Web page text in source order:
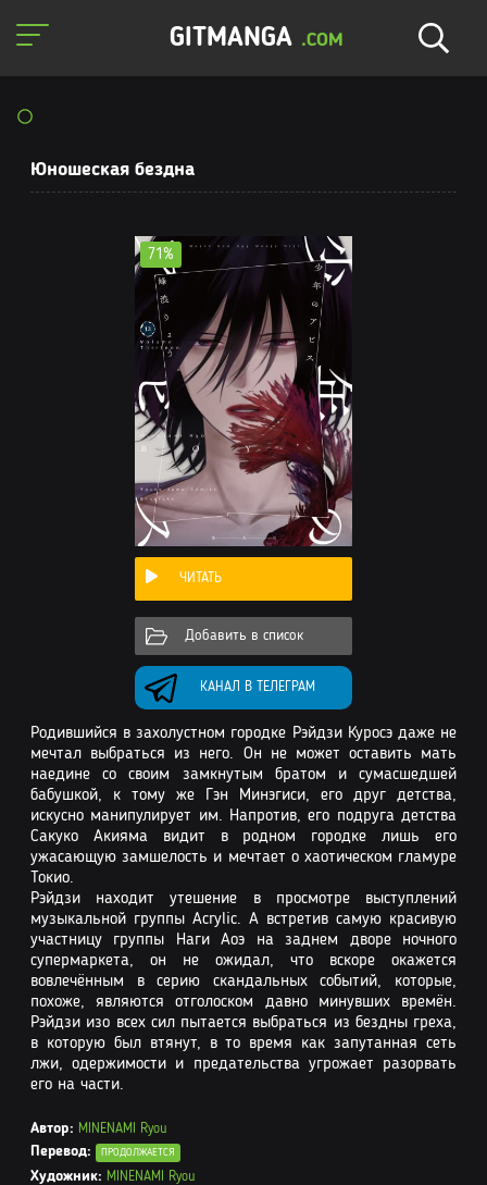
GITMANGA .COM
Юношеская бездна
71%
ЧИТАТЬ
Добавить в список
КАНАЛ В ТЕЛЕГРАМ
Родившийся в захолустном городке Рэйдзи Куросэ даже не
мечтал выбраться из него. Он не может оставить мать
наедине со своим замкнутым братом и сумасшедшей
бабушкой, к тому же Гэн Минэгиси, его друг детства,
искусно манипулирует им. Напротив, его подруга детства
Сакуко Акияма видит в родном городке лишь его
ужасающую замшелость и мечтает о хаотическом гламуре
Токио.
Рэйдзи находит утешение в просмотре выступлений
музыкальной группы Acrylic. А встретив самую красивую
участницу группы Наги Аоэ на заднем дворе ночного
супермаркета, он не ожидал, что вскоре окажется
вовлечённым в серию скандальных событий, которые,
похоже, являются отголоском давно минувших времён.
Рэйдзи изо всех сил пытается выбраться из бездны греха,
в которую был втянут, в то время как запутанная сеть
лжи, одержимости и предательства угрожает разорвать
его на части.
Автор: MINENAMI Ryou
Перевод: ПРОДОЛЖАЕТСЯ
Художник: MINENAMI Ryou